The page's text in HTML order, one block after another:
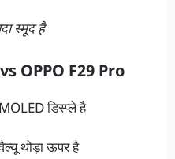
स्मूद है
OPPO F29 Pro
डिस्प्ले है
थोड़ा ऊपर है